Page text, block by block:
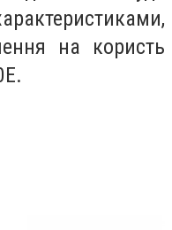
на користь